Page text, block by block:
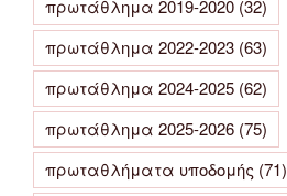
πρωτάθλημα 2019-2020 (32)
πρωτάθλημα 2022-2023 (63)
πρωτάθλημα 2024-2025 (62)
πρωτάθλημα 2025-2026 (75)
πρωταθλήματα υποδομής (71)